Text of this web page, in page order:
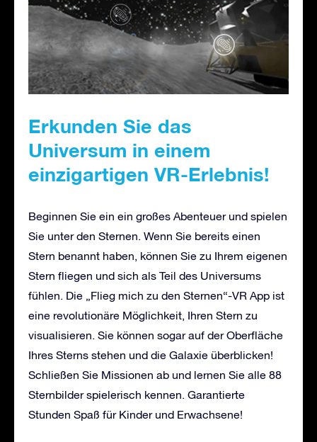
Erkunden Sie das
Universum in einem
einzigartigen VR-Erlebnis!
Beginnen Sie ein ein großes Abenteuer und spielen
Sie unter den Sternen. Wenn Sie bereits einen
Stern benannt haben, können Sie zu Ihrem eigenen
Stern fliegen und sich als Teil des Universums
fühlen. Die „Flieg mich zu den Sternen“-VR App ist
eine revolutionäre Möglichkeit, Ihren Stern zu
visualisieren. Sie können sogar auf der Oberfläche
Ihres Sterns stehen und die Galaxie überblicken!
Schließen Sie Missionen ab und lernen Sie alle 88
Sternbilder spielerisch kennen. Garantierte
Stunden Spaß für Kinder und Erwachsene!